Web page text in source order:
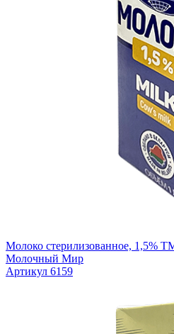
Молоко стерилизованное, 1,5%
Молочный Мир
Артикул 6159